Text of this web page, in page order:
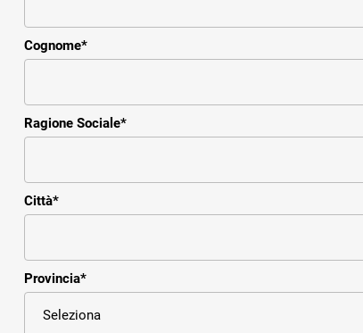
Cognome*
Ragione Sociale*
Città*
Provincia*